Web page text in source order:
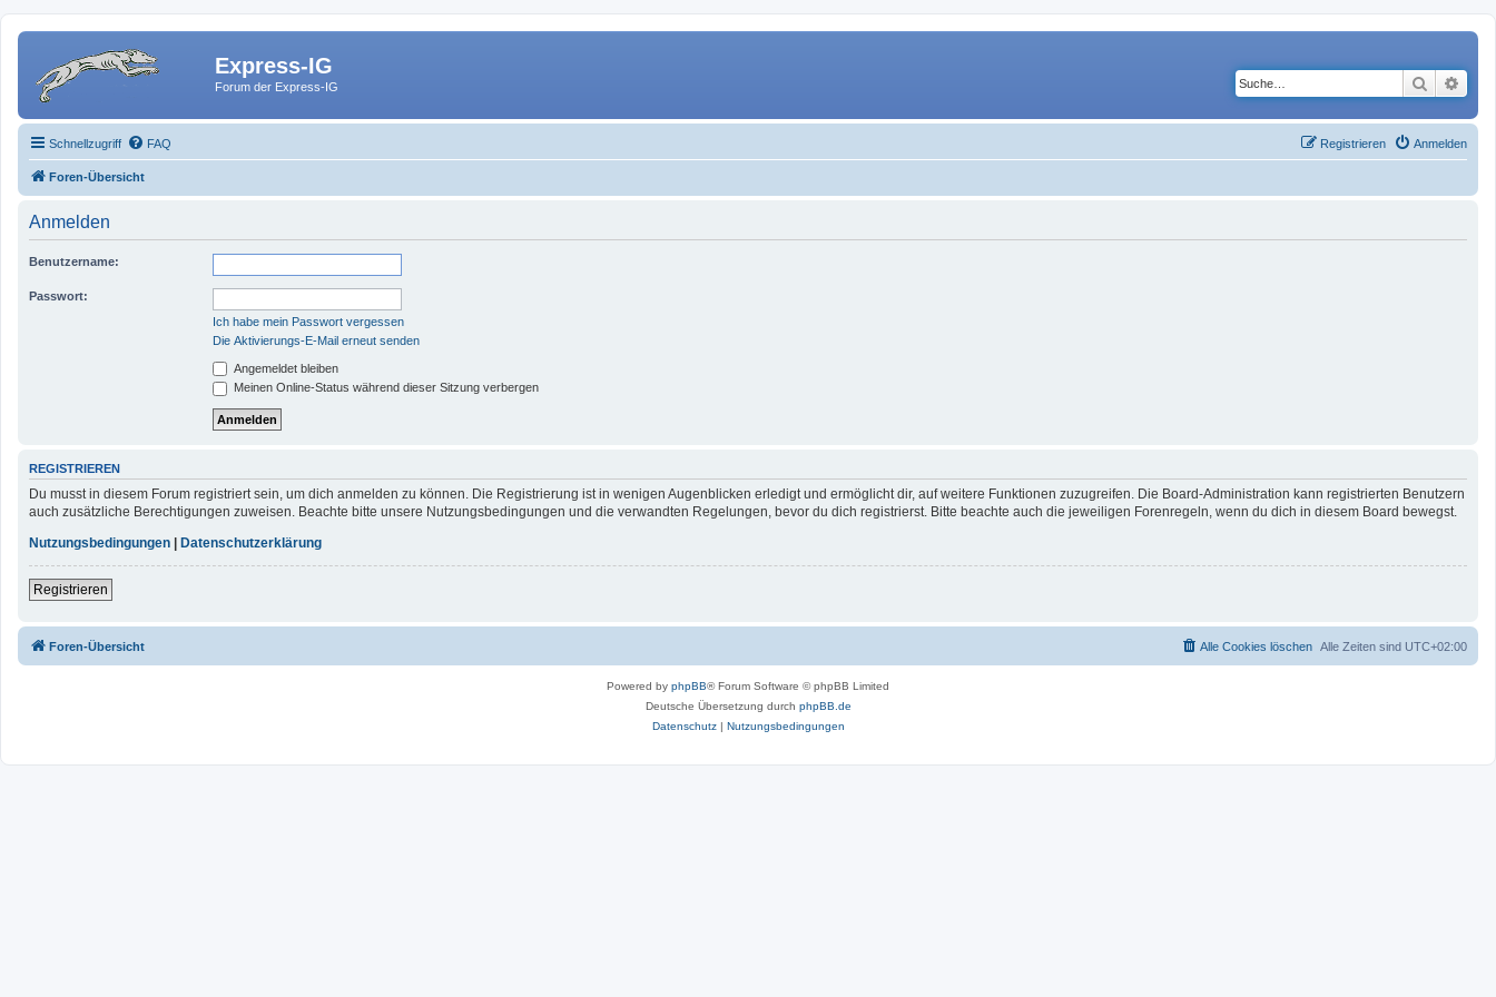
Express-IG
Forum der Express-IG Suche
Schnellzugriff FAQ Anmelden
Registrieren
Foren-Übersicht
Anmelden
Benutzername:
Passwort:
Ich habe mein Passwort vergessen
Die Aktivierungs-E-Mail erneut senden
Angemeldet bleiben
Meinen Online-Status während dieser Sitzung verbergen
REGISTRIEREN
Du musst in diesem Forum registriert sein, um dich anmelden zu können. Die Registrierung ist in wenigen Augenblicken erledigt und ermöglicht dir, auf weitere Funktionen zuzugreifen. Die Board-Administration kann registrierten Benutzern
auch zusätzliche Berechtigungen zuweisen. Beachte bitte unsere Nutzungsbedingungen und die verwandten Regelungen, bevor du dich registrierst. Bitte beachte auch die jeweiligen Forenregeln, wenn du dich in diesem Board bewegst.
Nutzungsbedingungen
Datenschutzerklärung
Registrieren
Foren-Übersicht Alle Zeiten sind UTC+02:00
Alle Cookies löschen
Powered by phpBB® Forum Software © phpBB Limited
Deutsche Übersetzung durch phpBB.de
Datenschutz| Nutzungsbedingungen